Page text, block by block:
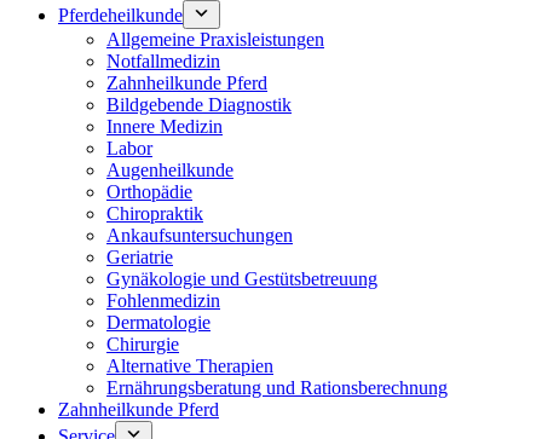
Pferdeheilkunde
Allgemeine Praxisleistungen
Notfallmedizin
Zahnheilkunde Pferd
Bildgebende Diagnostik
Innere Medizin
Labor
Augenheilkunde
Orthopädie
Chiropraktik
Ankaufsuntersuchungen
Geriatrie
Gynäkologie und Gestütsbetreuung
Fohlenmedizin
Dermatologie
Chirurgie
Alternative Therapien
Ernährungsberatung und Rationsberechnung
Zahnheilkunde Pferd